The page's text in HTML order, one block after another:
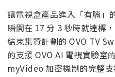
讓電視盒產品進入「有腦」
瞬間在 17 分 3 秒時就達標
結束集資計劃的 OVO TV
的支援 OVO AI 電視實驗室
myVideo 加密機制的完整